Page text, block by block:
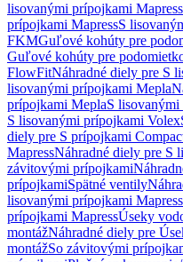
lisovanými prípojkami Mapress
prípojkami MapressS
FKMGuľové kohúty pre
Guľové kohúty pre
FlowFitNáhradné diely pre S
lisovanými prípojkami Mepla
prípojkami MeplaS
S lisovanými prípojkami Volex
diely pre S prípojkami
MapressNáhradné diely pre S
závitovými prípojkami
prípojkamiSpätné ventily
lisovanými prípojkami Mapress
prípojkami MapressÚseky
montážNáhradné diely pre
montážSo závitovými